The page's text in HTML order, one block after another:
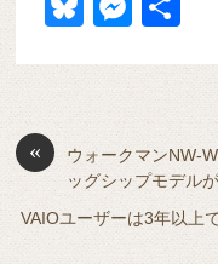
c
e
o
o
k
n
a
y
n
g
er
«
ウォークマンNW-
ッグシップモデル
VAIOユーザーは3年以上